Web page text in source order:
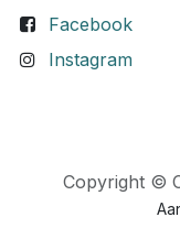
Facebook
Instagram
Copyright ©